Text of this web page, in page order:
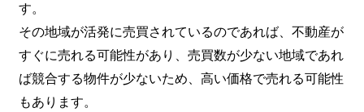
す。
その地域が活発に売買されているのであれば、不動産が
すぐに売れる可能性があり、売買数が少ない地域であれ
ば競合する物件が少ないため、高い価格で売れる可能性
もあります。